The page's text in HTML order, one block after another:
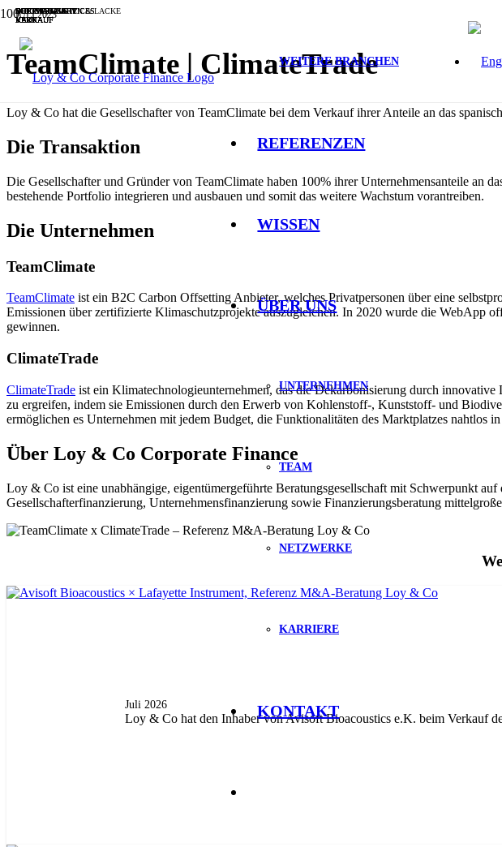
WEITERE BRANCHEN
REFERENZEN
WISSEN
ÜBER UNS
UNTERNEHMEN
TEAM
NETZWERKE
KARRIERE
KONTAKT
JULI 2023
TeamClimate | ClimateTrade
Loy & Co hat die Gesellschafter von TeamClimate bei dem Verkauf ihrer Anteile an das
Die Transaktion
Die Gesellschafter und Gründer von TeamClimate haben 100% ihrer Unternehmensanteile an
bestehende Portfolio integrieren und ausbauen und somit das weitere Wachstum vorantreiben.
Die Unternehmen
TeamClimate
TeamClimate ist ein B2C Carbon Offsetting Anbieter, welches Privatpersonen über eine
Emissionen über zertifizierte Klimaschutzprojekte auszugleichen. In 2020 wurde die WebApp
gewinnen.
ClimateTrade
ClimateTrade ist ein Klimatechnologieunternehmen, das die Dekarbonisierung durch
zu ergreifen, indem sie Emissionen durch den Erwerb von Kohlenstoff-, Kunststoff- und
ermöglichen es Unternehmen mit jedem Budget, die Funktionalitäten des Marktplatzes nahtlos
Über Loy & Co Corporate Finance
Loy & Co ist eine unabhängige, eigentümergeführte Beratungsgesellschaft mit Schwerpunkt
Gesellschafterfinanzierung, Unternehmensfinanzierung sowie Finanzierungsberatung
SOFTWARE & IT
VERKAUF
Juli 2026
Loy & Co hat den Inhaber von Avisoft Bioacoustics e.K. beim Verkauf
INDUSTRIALS
VERKAUF
SOFTWARE & IT
VERKAUF
BUSINESS SERVICES
KAUF
CHEMIE, FARBEN & LACKE
VERKAUF
INDUSTRIALS
VERKAUF
BUSINESS SERVICES
KAUF
INDUSTRIALS
KAUF
SOFTWARE & IT
VERKAUF
INDUSTRIALS
KAUF